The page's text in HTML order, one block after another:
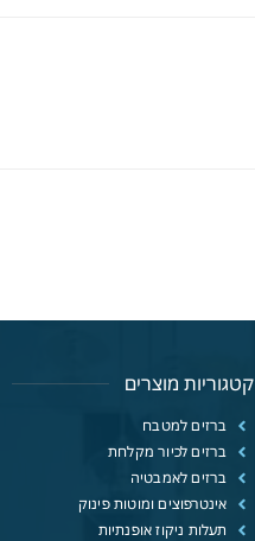
קטגוריות מוצרים
ברזים למטבח
ברזים לכיור מקלחת
ברזים לאמבטיה
אינטרפוצים ומוטות פינוק
תעלות ניקוז אופנתיות